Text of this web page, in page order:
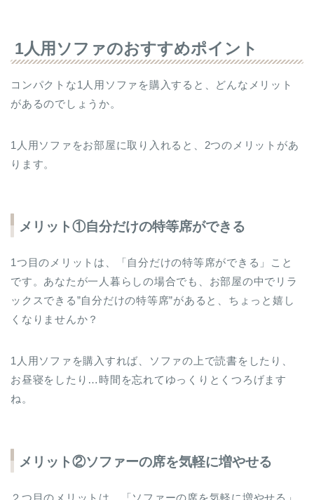
1人用ソファのおすすめポイント
コンパクトな1人用ソファを購入すると、どんなメリット
があるのでしょうか。
1人用ソファをお部屋に取り入れると、2つのメリットがあ
ります。
メリット①自分だけの特等席ができる
1つ目のメリットは、「自分だけの特等席ができる」こと
です。あなたが一人暮らしの場合でも、お部屋の中でリラ
ックスできる”自分だけの特等席”があると、ちょっと嬉し
くなりませんか？
1人用ソファを購入すれば、ソファの上で読書をしたり、
お昼寝をしたり…時間を忘れてゆっくりとくつろげます
ね。
メリット②ソファーの席を気軽に増やせる
２つ目のメリットは、「ソファーの席を気軽に増やせる」